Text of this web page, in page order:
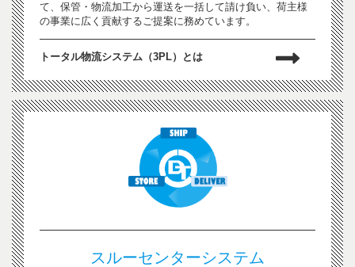
て、保管・物流加工から運送を一括して請け負い、荷主様
の事業に広く貢献するご提案に務めています。
トータル物流システム（3PL）とは
スルーセンターシステム